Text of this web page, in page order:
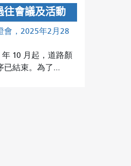
會議及活動
會，2025年2月28
10 月起，道路顏
已結束。為了…